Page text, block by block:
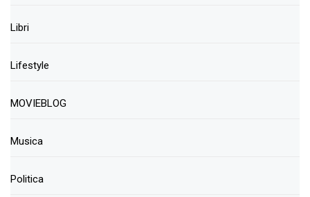
Libri
Lifestyle
MOVIEBLOG
Musica
Politica